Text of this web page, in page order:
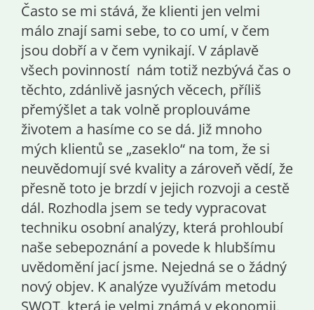
Často se mi stává, že klienti jen velmi
málo znají sami sebe, to co umí, v čem
jsou dobří a v čem vynikají. V záplavě
všech povinností nám totiž nezbývá čas o
těchto, zdánlivě jasných věcech, příliš
přemýšlet a tak volně proplouváme
životem a hasíme co se dá. Již mnoho
mých klientů se „zaseklo“ na tom, že si
neuvědomují své kvality a zároveň vědí, že
přesně toto je brzdí v jejich rozvoji a cestě
dál. Rozhodla jsem se tedy vypracovat
techniku osobní analýzy, která prohloubí
naše sebepoznání a povede k hlubšímu
uvědomění jací jsme. Nejedná se o žádný
nový objev. K analýze využívám metodu
SWOT, která je velmi známá v ekonomii,